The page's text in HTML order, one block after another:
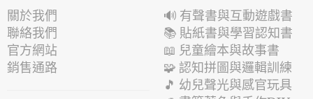
關於我們
聯絡我們
官方網站
銷售通路
🔊 有聲書與互動遊戲書
📚 貼紙書與學習認知書
📖 兒童繪本與故事書
🧩 認知拼圖與邏輯訓練
🎵 幼兒聲光與感官玩具